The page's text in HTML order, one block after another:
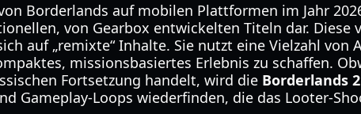
Borderlands auf mobilen Plattformen im Jahr
von Gearbox entwickelten Titeln dar. Diese
auf „remixte“ Inhalte. Sie nutzt eine Vielzahl von
missionsbasiertes Erlebnis zu schaffen.
Fortsetzung handelt, wird die Borderlands
Gameplay-Loops wiederfinden, die das Looter-